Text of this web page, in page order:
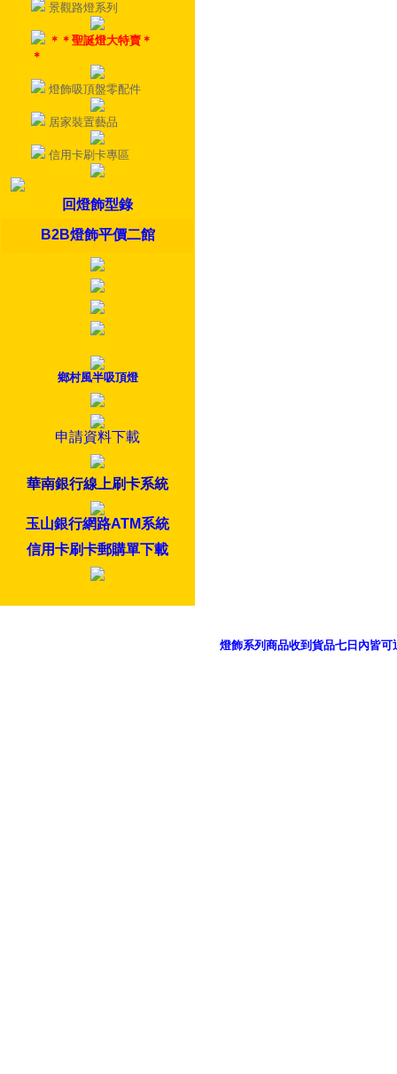
景觀路燈系列
＊＊聖誕燈大特賣＊
＊
燈飾吸頂盤零配件
居家裝置藝品
信用卡刷卡專區
回燈飾型錄
B2B燈飾平價二館
鄉村風半吸頂燈
申請資料下載
華南銀行線上刷卡系統
玉山銀行網路ATM系統
信用卡刷卡郵購單下載
燈飾系列商品收到貨品七日內皆